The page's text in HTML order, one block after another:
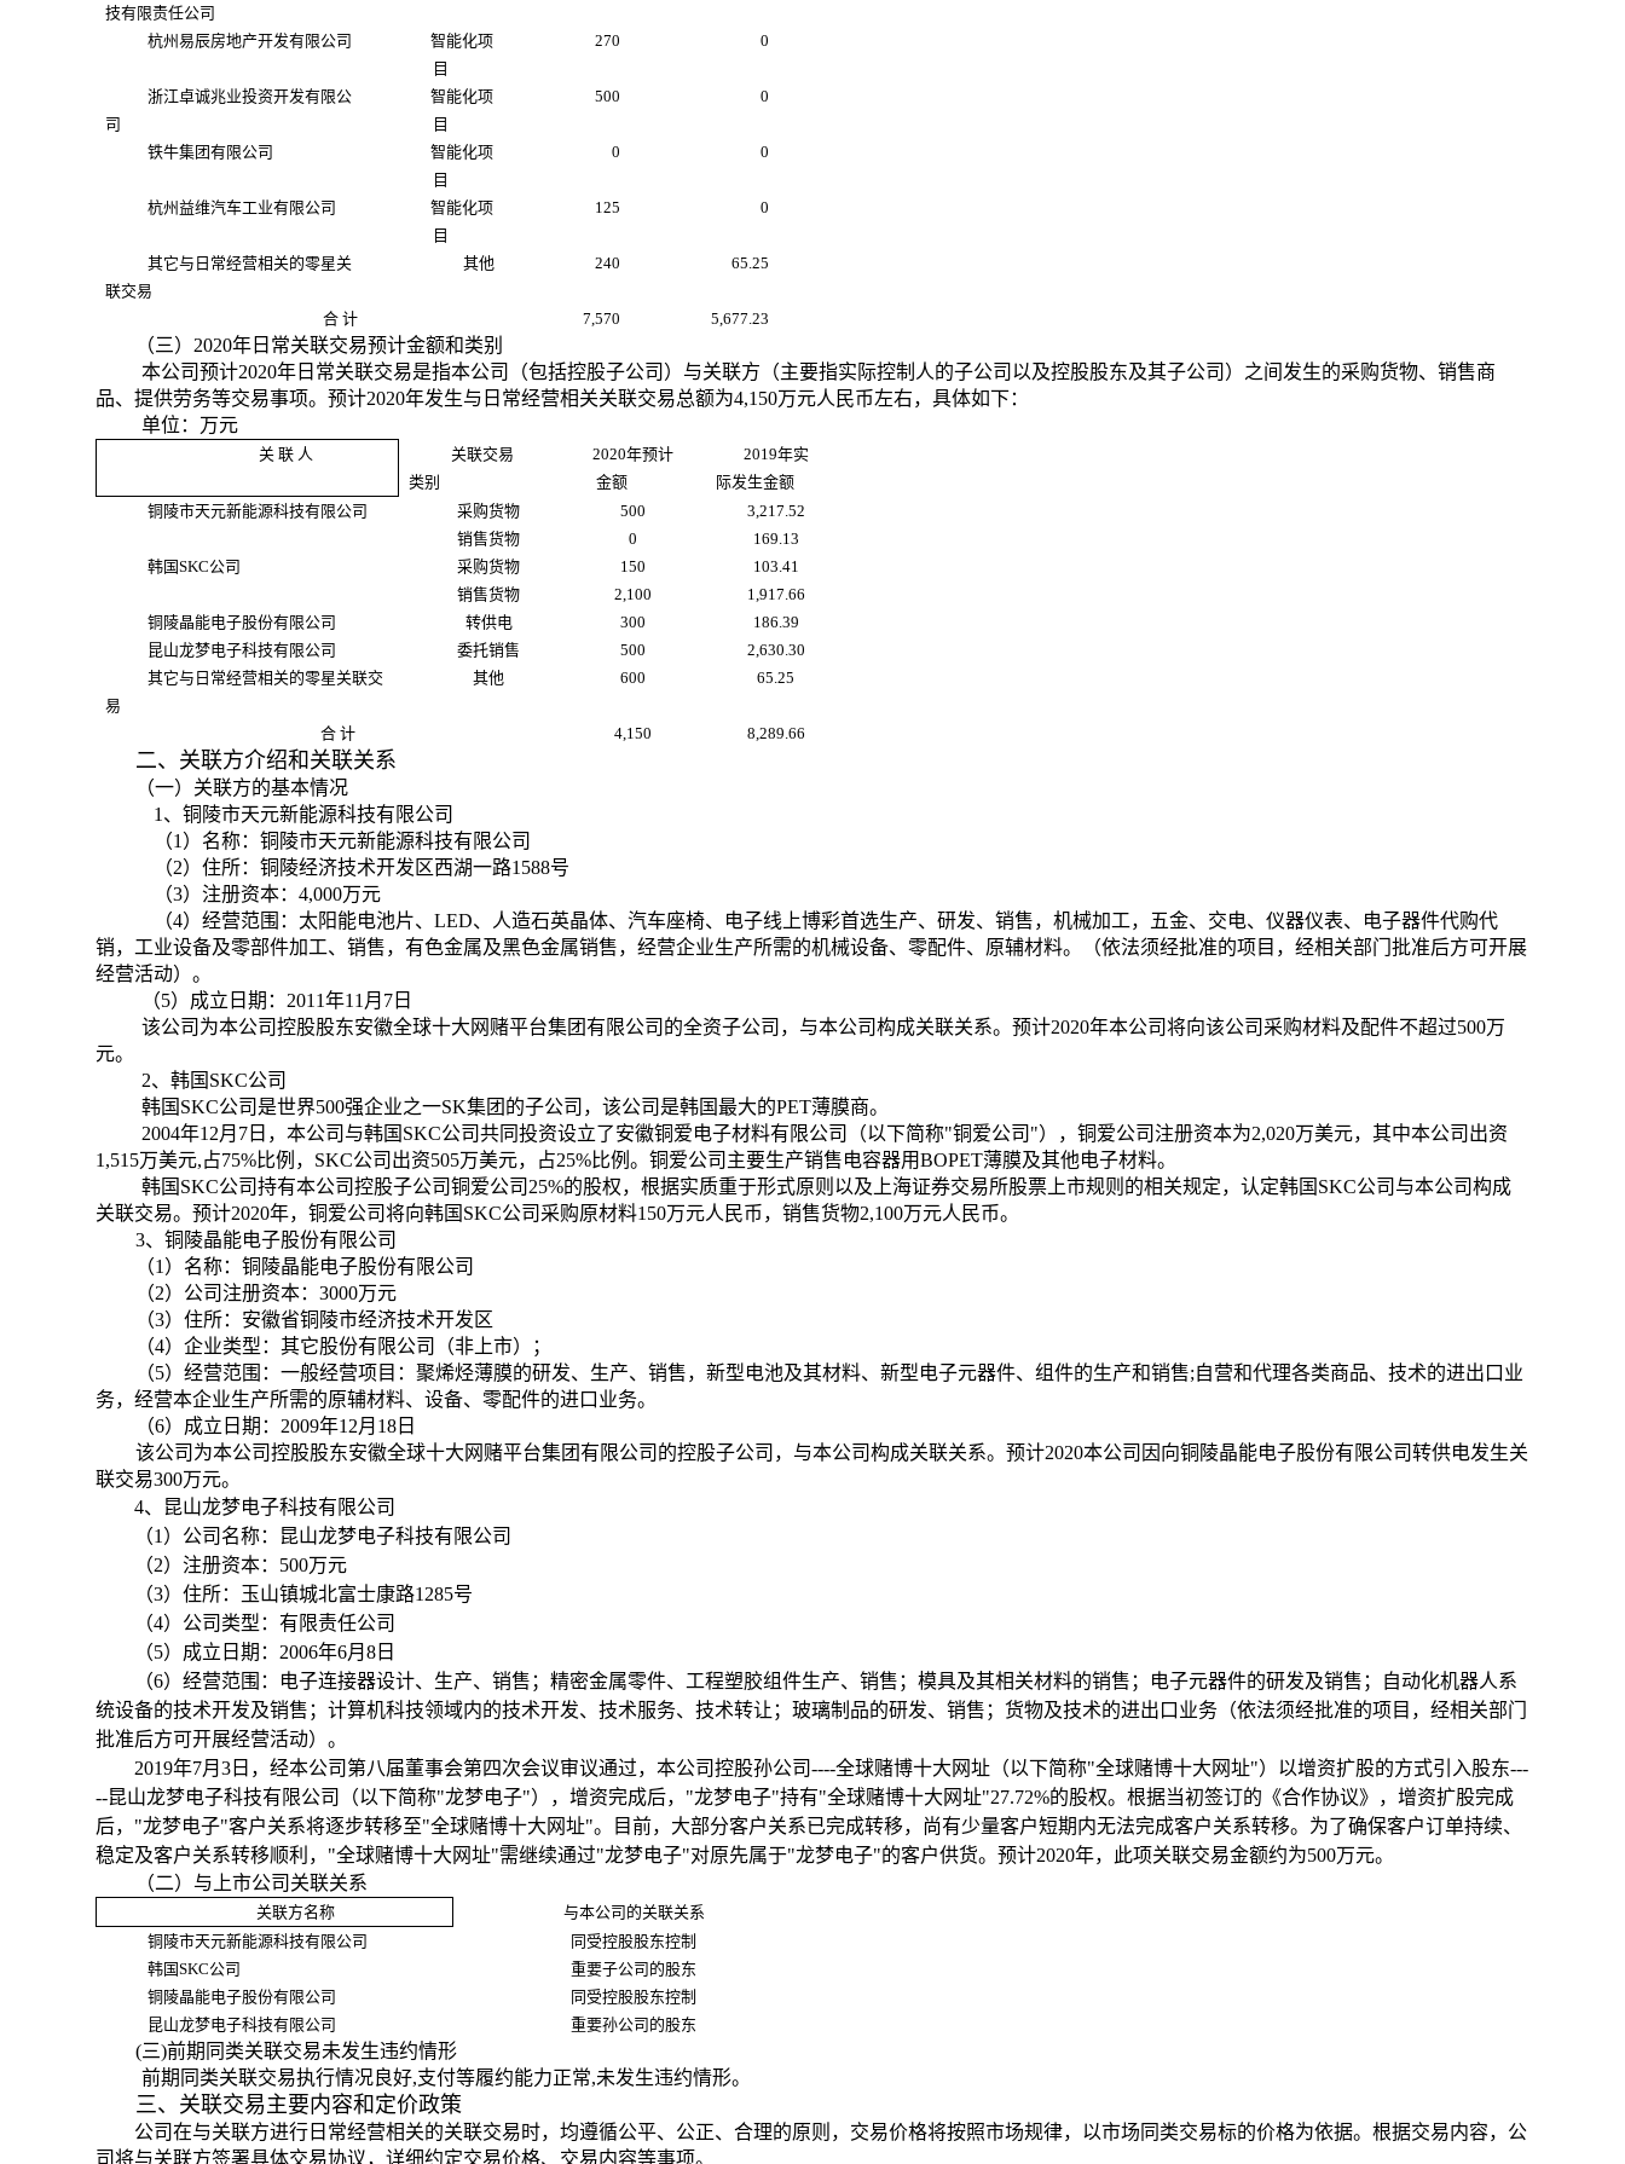
技有限责任公司
杭州易辰房地产开发有限公司
智能化项
目
270 0
浙江卓诚兆业投资开发有限公
司
智能化项
目
500 0
铁牛集团有限公司
智能化项
目
0 0
杭州益维汽车工业有限公司
智能化项
目
125 0
其它与日常经营相关的零星关
联交易
其他 240 65.25
合 计 7,570 5,677.23
（三） 2020年日常关联交易预计金额和类别
本公司预计2020年日常关联交易是指本公司（包括控股子公司）与关联方（主要指实际控制人的子公司以及控股股东及其子公司）之间发生的采购货物、销售商
品、提供劳务等交易事项。预计2020年发生与日常经营相关关联交易总额为4,150万元人民币左右，具体如下：
单位：万元
关 联 人
关联交易
类别
2020年预计
金额
2019年实
际发生金额
铜陵市天元新能源科技有限公司
采购货物 500
3,217.52
销售货物
0
169.13
韩国SKC公司 采购货物 150
103.41
销售货物
2,100
1,917.66
铜陵晶能电子股份有限公司
转供电 300
186.39
昆山龙梦电子科技有限公司
委托销售 500
2,630.30
其它与日常经营相关的零星关联交
易
其他 600 65.25
合 计 4,150 8,289.66
二、关联方介绍和关联关系
（一）关联方的基本情况
1、铜陵市天元新能源科技有限公司
（1）名称：铜陵市天元新能源科技有限公司
（2）住所：铜陵经济技术开发区西湖一路1588号
（3）注册资本：4,000万元
（4）经营范围： 太阳能电池片、LED、人造石英晶体、汽车座椅、电子线上博彩首选生产、研发、销售，机械加工，五金、交电、仪器仪表、电子器件代购代
销，工业设备及零部件加工、销售，有色金属及黑色金属销售，经营企业生产所需的机械设备、零配件、原辅材料。（依法须经批准的项目，经相关部门批准后方可开展
经营活动）。
（5）成立日期：2011年11月 7 日
该公司为本公司控股股东安徽全球十大网赌平台集团有限公司的全资子公司，与本公司构成关联关系。预计2020年本公司将向该公司采购材料及配件不超过500万
元。
2、韩国 SKC公司
韩国 SKC公司是世界500强企业之一SK集团的子公司，该公司是韩国最大的PET薄膜商。
2004年12月 7 日，本公司与韩国 SKC公司共同投资设立了安徽铜爱电子材料有限公司（以下简称"铜爱公司"），铜爱公司注册资本为2,020万美元，其中本公司出资
1,515万美元,占75%比例， SKC公司出资505万美元，占25%比例。铜爱公司主要生产销售电容器用BOPET薄膜及其他电子材料。
韩国 SKC公司持有本公司控股子公司铜爱公司25%的股权，根据实质重于形式原则以及上海证券交易所股票上市规则的相关规定，认定韩国 SKC公司与本公司构成
关联交易。预计2020年，铜爱公司将向韩国 SKC公司采购原材料150万元人民币，销售货物2,100万元人民币。
3、铜陵晶能电子股份有限公司
（1）名称：铜陵晶能电子股份有限公司
（2）公司注册资本： 3000万元
（3）住所：安徽省铜陵市经济技术开发区
（4）企业类型：其它股份有限公司（非上市）；
（5）经营范围：一般经营项目：聚烯烃薄膜的研发、生产、销售，新型电池及其材料、新型电子元器件、组件的生产和销售;自营和代理各类商品、技术的进出口业
务，经营本企业生产所需的原辅材料、设备、零配件的进口业务。
（6）成立日期： 2009年12月 18日
该公司为本公司控股股东安徽全球十大网赌平台集团有限公司的控股子公司，与本公司构成关联关系。预计2020本公司因向铜陵晶能电子股份有限公司转供电发生关
联交易300万元。
4、昆山龙梦电子科技有限公司
（1）公司名称：昆山龙梦电子科技有限公司
（2）注册资本： 500万元
（3）住所：玉山镇城北富士康路1285号
（4）公司类型：有限责任公司
（5）成立日期：2006年6月8 日
（6）经营范围：电子连接器设计、生产、销售；精密金属零件、工程塑胶组件生产、销售；模具及其相关材料的销售；电子元器件的研发及销售；自动化机器人系
统设备的技术开发及销售；计算机科技领域内的技术开发、技术服务、技术转让；玻璃制品的研发、销售；货物及技术的进出口业务（依法须经批准的项目，经相关部门
批准后方可开展经营活动）。
2019年7月3 日，经本公司第八届董事会第四次会议审议通过，本公司控股孙公司----全球赌博十大网址（以下简称"全球赌博十大网址"） 以增资扩股的方式引入股东---
--昆山龙梦电子科技有限公司（以下简称"龙梦电子"），增资完成后，"龙梦电子"持有"全球赌博十大网址"27.72%的股权。根据当初签订的《合作协议》，增资扩股完成
后，"龙梦电子"客户关系将逐步转移至"全球赌博十大网址"。目前，大部分客户关系已完成转移，尚有少量客户短期内无法完成客户关系转移。为了确保客户订单持续、
稳定及客户关系转移顺利，"全球赌博十大网址"需继续通过"龙梦电子"对原先属于"龙梦电子"的客户供货。预计2020年，此项关联交易金额约为500万元。
（二）与上市公司关联关系
关联方名称
与本公司的关联关系
铜陵市天元新能源科技有限公司
同受控股股东控制
韩国SKC公司
重要子公司的股东
铜陵晶能电子股份有限公司
同受控股股东控制
昆山龙梦电子科技有限公司
重要孙公司的股东
(三)前期同类关联交易未发生违约情形
前期同类关联交易执行情况良好,支付等履约能力正常,未发生违约情形。
三、关联交易主要内容和定价政策
公司在与关联方进行日常经营相关的关联交易时，均遵循公平、公正、合理的原则，交易价格将按照市场规律，以市场同类交易标的价格为依据。根据交易内容，公
司将与关联方签署具体交易协议，详细约定交易价格、交易内容等事项。